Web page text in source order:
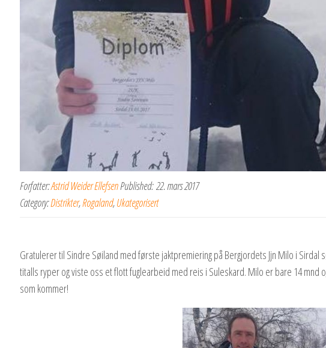
Forfatter:Astrid Weider EllefsenPublished: 22. mars 2017
Category:Distrikter,Rogaland,Ukategorisert
Gratulerer til Sindre Søiland med første jaktpremiering på Bergjordets Jjn Milo i
titalls ryper og viste oss et flott fuglearbeid med reis i Suleskard. Milo er bare 14 mnd
som kommer!